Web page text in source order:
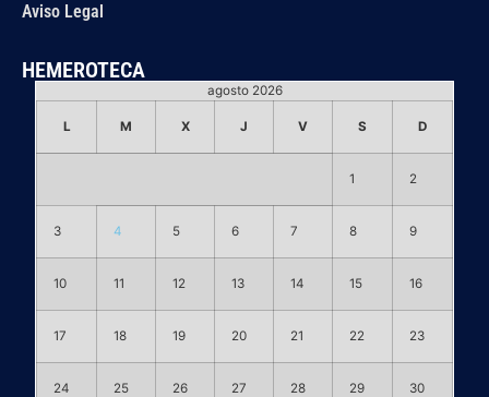
Aviso Legal
HEMEROTECA
agosto 2026
L M X J V S D
1 2
3 4 5 6 7 8 9
10 11 12 13 14 15 16
17 18 19 20 21 22 23
24 25 26 27 28 29 30